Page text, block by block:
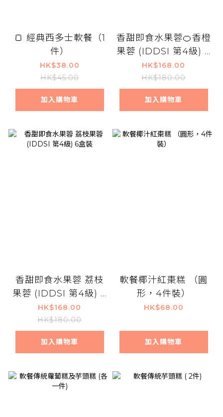
🍞 經典西多士軟餐（1
件）
HK$38.00
HK$45.00
加入購物車
香甜即食水果蓉🍊香橙
果蓉 (IDDSI 第4級) 6
盒裝
HK$168.00
HK$180.00
加入購物車
香甜即食水果蓉 荔枝
果蓉 (IDDSI 第4級) 6
盒裝
HK$168.00
HK$180.00
加入購物車
軟餐椰汁紅棗糕 （圓
形，4件裝）
HK$68.00
加入購物車